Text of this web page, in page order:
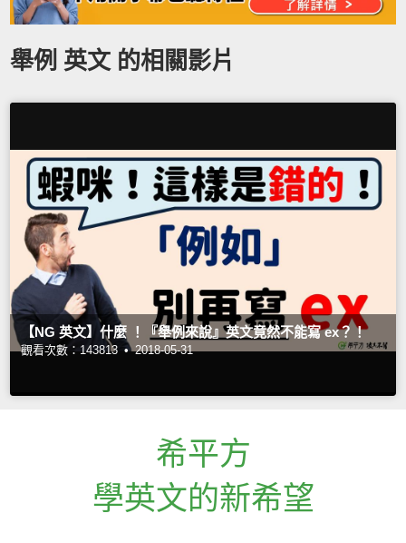
舉例 英文 的相關影片
【NG 英文】什麼 ！『舉例來說』英文竟然不能寫 ex？！
觀看次數：143813 • 2018-05-31
希平方
學英文的新希望